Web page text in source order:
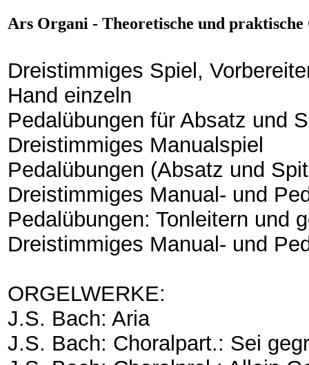
Ars Organi - Theoretische und praktische
Dreistimmiges Spiel,
Hand einzeln
Pedalübungen für Absatz und
Dreistimmiges Manualspiel
Pedalübungen (Absatz und
Dreistimmiges Manual- und
Pedalübungen: Tonleitern und
Dreistimmiges Manual- und
ORGELWERKE:
J.S. Bach: Aria
J.S. Bach: Choralpart.: Sei